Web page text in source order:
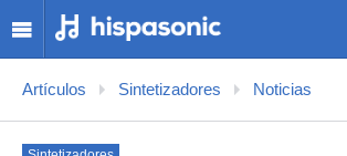
Artículos Sintetizadores Noticias